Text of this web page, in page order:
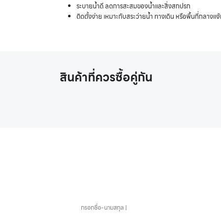
ระบายน้ำดี ลดการสะสมของน้ำและสิ่งสกปรก
ติดตั้งง่าย เหมาะกับสระว่ายน้ำ ทางเดิน หรือพื้นที่กลางแจ้
สินค้าที่ควรซื้อคู่กัน